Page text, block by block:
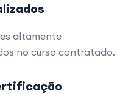
altamente
no curso contratado.